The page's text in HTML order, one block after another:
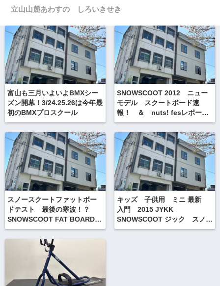
立山山麓あわすの しろいきせき
富山も三月いよいよBMXシー
ズン開幕！3/24.25.26は今年最
初のBMXプロスクール
SNOWSCOOT 2012 ニュー
モデル スクートボード速
報！ ＆ nuts! fesレポート
後編
スノースクートファットボー
ドテスト 最後の寒波！？
SNOWSCOOT FAT BOARD
MOVIE
キッズ 子供用 ミニ 最新
入門 2015 JYKK
SNOWSCOOT ジック スノー
スクート 完成車 mini 詳